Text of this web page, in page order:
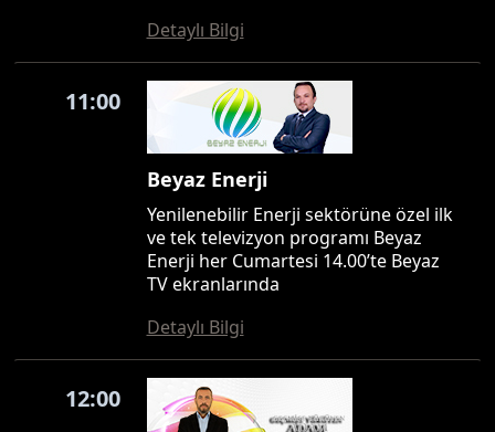
Detaylı Bilgi
11:00
Beyaz Enerji
Yenilenebilir Enerji sektörüne özel ilk
ve tek televizyon programı Beyaz
Enerji her Cumartesi 14.00’te Beyaz
TV ekranlarında
Detaylı Bilgi
12:00